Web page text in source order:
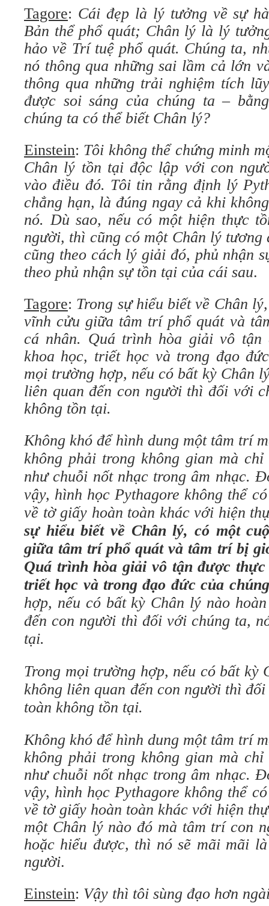
Tagore: Cái đẹp là lý tưởng về sự
Bản thể phổ quát; Chân lý là lý
hảo về Trí tuệ phổ quát. Chúng ta,
nó thông qua những sai lầm cả lớn
thông qua những trải nghiệm tích
được soi sáng của chúng ta –
chúng ta có thể biết Chân lý?
Einstein: Tôi không thể chứng minh
Chân lý tồn tại độc lập với con
vào điều đó. Tôi tin rằng định lý
chẳng hạn, là đúng ngay cả khi
nó. Dù sao, nếu có một hiện thực
người, thì cũng có một Chân lý tương
cũng theo cách lý giải đó, phủ nhận
theo phủ nhận sự tồn tại của cái sau.
Tagore: Trong sự hiểu biết về Chân
vĩnh cửu giữa tâm trí phổ quát và
cá nhân. Quá trình hòa giải vô tận
khoa học, triết học và trong đạo
mọi trường hợp, nếu có bất kỳ Chân
liên quan đến con người thì đối với
không tồn tại.
Không khó để hình dung một tâm trí
không phải trong không gian mà
như chuỗi nốt nhạc trong âm nhạc.
vậy, hình học Pythagore không thể
về tờ giấy hoàn toàn khác với hiện
sự hiểu biết về Chân lý, có một
giữa tâm trí phổ quát và tâm trí bị
Quá trình hòa giải vô tận được
triết học và trong đạo đức của
hợp, nếu có bất kỳ Chân lý nào
đến con người thì đối với chúng ta,
tại.
Trong mọi trường hợp, nếu có bất kỳ
không liên quan đến con người thì
toàn không tồn tại.
Không khó để hình dung một tâm trí
không phải trong không gian mà
như chuỗi nốt nhạc trong âm nhạc.
vậy, hình học Pythagore không thể
về tờ giấy hoàn toàn khác với hiện
một Chân lý nào đó mà tâm trí con
hoặc hiểu được, thì nó sẽ mãi mãi
người.
Einstein: Vậy thì tôi sùng đạo hơn